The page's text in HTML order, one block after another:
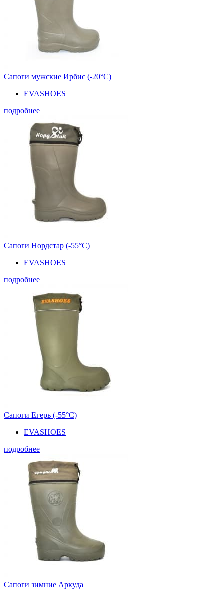
Сапоги мужские Ирбис (-20°С)
EVASHOES
подробнее
Сапоги Нордстар (-55°С)
EVASHOES
подробнее
Сапоги Егерь (-55°С)
EVASHOES
подробнее
Сапоги зимние Аркуда